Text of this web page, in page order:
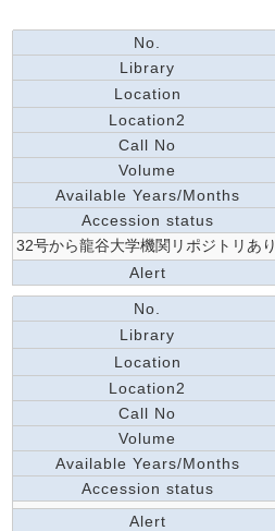
No.
Library
Location
Location2
Call No
Volume
Available Years/Months
Accession status
32号から龍谷大学機関リポジトリあり
Alert
No.
Library
Location
Location2
Call No
Volume
Available Years/Months
Accession status
Alert